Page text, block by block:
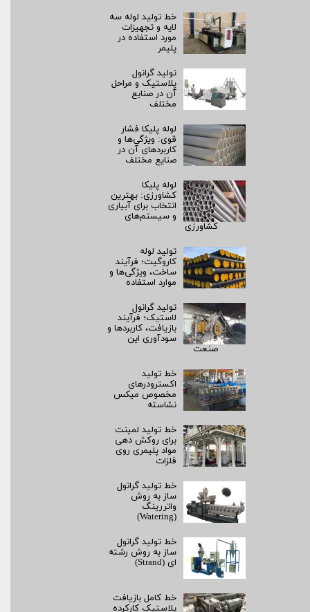
خط تولید لوله سه
لایه و تجهیزات
مورد استفاده در
پلیمر
تولید گرانول
پلاستیک و مراحل
آن در صنایع
مختلف
لوله پلیکا فشار
قوی: ویژگی‌ها و
کاربردهای آن در
صنایع مختلف
لوله پلیکا
کشاورزی: بهترین
انتخاب برای آبیاری
و سیستم‌های
کشاورزی
تولید لوله
کاروگیت؛ فرآیند
ساخت، ویژگی‌ها و
موارد استفاده
تولید گرانول
لاستیک؛ فرآیند
بازیافت، کاربردها و
سودآوری این
صنعت
خط تولید
اکسترودرهای
مخصوص میکس
نشاسته
خط تولید لمینت
برای روکش‌ دهی
مواد پلیمری روی
فلزات
خط تولید گرانول
ساز به روش
واتررینگ
(Watering)
خط تولید گرانول
ساز به روش رشته‌
ای (Strand)
خط کامل بازیافت
پلاستیک کارکرده